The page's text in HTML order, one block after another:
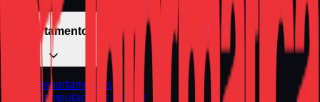
Departamentos
Departamentos
Computadores Gamer